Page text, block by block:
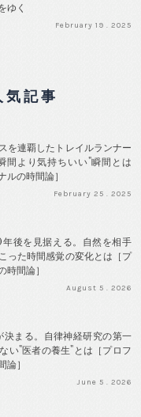
ゆく
February 19 . 2025
記事
を連覇したトレイルランナー
間より気持ちいい"瞬間とは
ルの時間論］
February 25 . 2025
後を見据える。自然を相手
った時間感覚の変化とは［プ
時間論］
August 5 . 2026
まる。自律神経研究の第一
い"医者の養生"とは［プロフ
論］
June 5 . 2026